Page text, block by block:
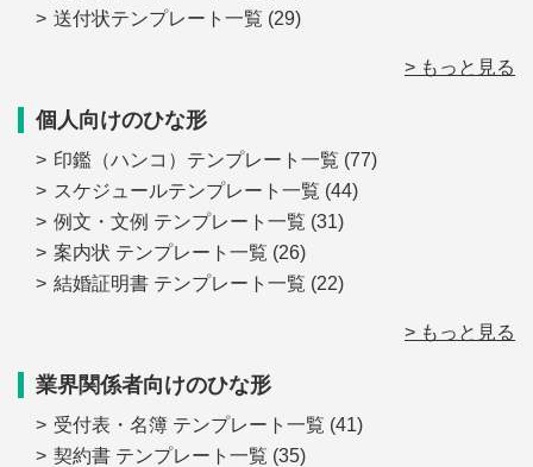
送付状テンプレート一覧 (29)
> もっと見る
個人向けのひな形
印鑑（ハンコ）テンプレート一覧 (77)
スケジュールテンプレート一覧 (44)
例文・文例 テンプレート一覧 (31)
案内状 テンプレート一覧 (26)
結婚証明書 テンプレート一覧 (22)
> もっと見る
業界関係者向けのひな形
受付表・名簿 テンプレート一覧 (41)
契約書 テンプレート一覧 (35)